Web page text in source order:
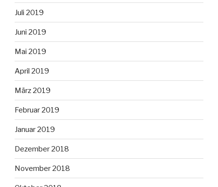
Juli 2019
Juni 2019
Mai 2019
April 2019
März 2019
Februar 2019
Januar 2019
Dezember 2018
November 2018